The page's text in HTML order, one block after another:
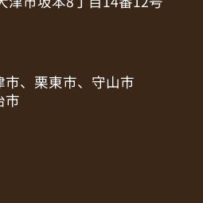
市、栗東市、守山市
市